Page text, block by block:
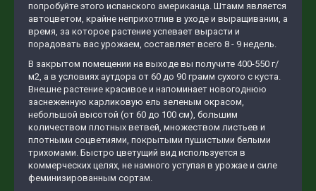
попробуйте этого испанского американца. Штамм является
автоцветом, крайне неприхотлив в уходе и выращивании, а
время, за которое растение успевает вырасти и
порадовать вас урожаем, составляет всего 8 - 9 недель.
В закрытом помещении на выходе вы получите 400-550 г/
м2, а в условиях аутдора от 60 до 90 грамм сухого с куста.
Внешне растение красивое и напоминает новогоднюю
заснеженную карликовую ель зеленым окрасом,
небольшой высотой (от 60 до 100 см), большим
количеством плотных ветвей, множеством листьев и
плотными соцветиями, покрытыми пушистыми белыми
трихомами. Быстро цветущий вид используется в
коммерческих целях, не намного уступая в урожае и силе
феминизированным сортам.